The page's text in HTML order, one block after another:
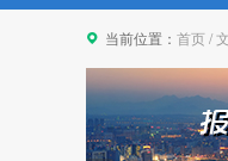
当前位置： 首页/